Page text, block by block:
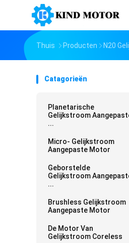
Thuis Producten N20
Catagorieën
Planetarische
Gelijkstroom
...
Micro- Gelijkstroom
Aangepaste Motor
Geborstelde
Gelijkstroom
...
Brushless Gelijkstroom
Aangepaste Motor
De Motor Van
Gelijkstroom Coreless